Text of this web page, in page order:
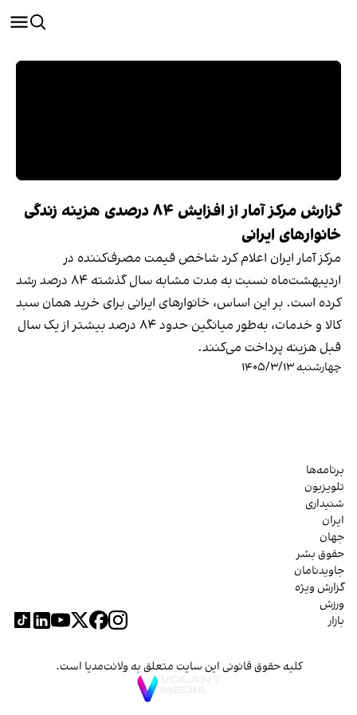
گزارش مرکز آمار از افزایش ۸۴ درصدی هزینه زندگی
خانوارهای ایرانی
مرکز آمار ایران اعلام کرد شاخص قیمت مصرف‌کننده در
اردیبهشت‌ماه نسبت به مدت مشابه سال گذشته ۸۴ درصد رشد
کرده است. بر این اساس، خانوارهای ایرانی برای خرید همان سبد
کالا و خدمات، به‌طور میانگین حدود ۸۴ درصد بیشتر از یک سال
قبل هزینه پرداخت می‌کنند.
چهارشنبه ۱۴۰۵/۳/۱۳
برنامه‌ها
تلویزیون
شنیداری
ایران
جهان
حقوق بشر
جاویدنامان
گزارش ویژه
ورزش
بازار
کلیه حقوق قانونی این سایت متعلق به ولانت‌مدیا است.